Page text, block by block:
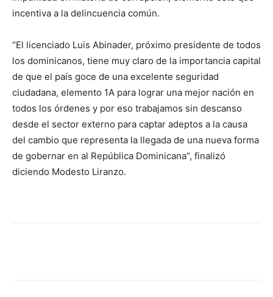
incentiva a la delincuencia común.
“El licenciado Luis Abinader, próximo presidente de todos
los dominicanos, tiene muy claro de la importancia capital
de que el país goce de una excelente seguridad
ciudadana, elemento 1A para lograr una mejor nación en
todos los órdenes y por eso trabajamos sin descanso
desde el sector externo para captar adeptos a la causa
del cambio que representa la llegada de una nueva forma
de gobernar en al República Dominicana”, finalizó
diciendo Modesto Liranzo.